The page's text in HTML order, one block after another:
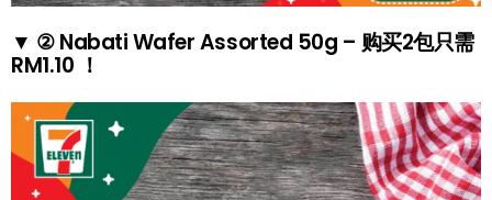
▼ ② Nabati Wafer Assorted 50g – 购买2包只需
RM1.10 ！